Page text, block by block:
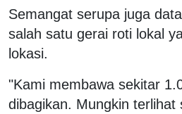
Semangat serupa juga
salah satu gerai roti lokal
lokasi.
"Kami membawa sekitar
dibagikan. Mungkin terlihat